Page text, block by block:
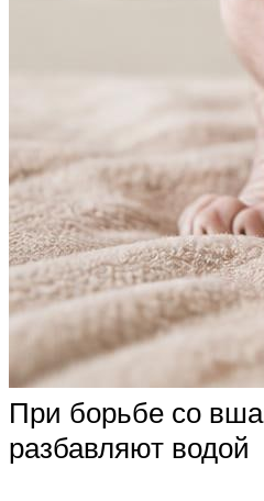
При борьбе со
разбавляют водой